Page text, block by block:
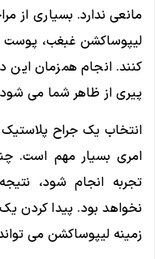
مانعی ندارد. بسیاری از
لیپوساکشن غبغب، پوست
کنند. انجام همزمان این
پیری از ظاهر شما می
انتخاب یک جراح
امری بسیار مهم است.
تجربه انجام شود،
نخواهد بود. پیدا کردن
زمینه لیپوساکشن می